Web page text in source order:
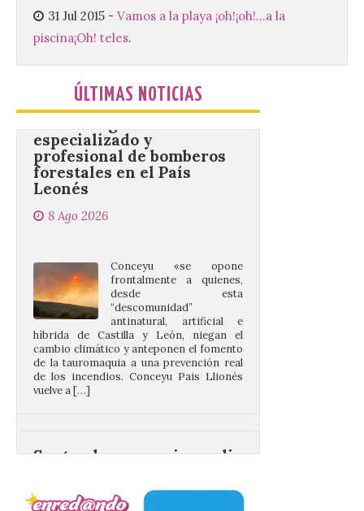
31 Jul 2015 - Vamos a la playa ¡oh!¡oh!...a la
piscina¡Oh! teles.
ÚLTIMAS NOTICIAS
Conceyu vuelve a exigir
un contingente
especializado y
profesional de bomberos
forestales en el País
Leonés
8 Ago 2026
“descomunidad”
antinatural, artificial e
híbrida de Castilla y León, niegan el
cambio climático y anteponen el fomento
de la tauromaquia a una prevención real
de los incendios. Conceyu Pais Llionés
vuelve a […]
público y evitar el
vehículo privado para el
8 Ago 2026